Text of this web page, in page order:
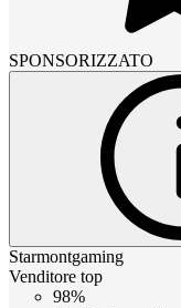
SPONSORIZZATO
Starmontgaming
Venditore top
98%